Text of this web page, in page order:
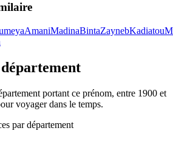
AmaniMadinaBintaZaynebKadiatou
portant ce prénom, entre 1900 et
voyager dans le temps.
par département